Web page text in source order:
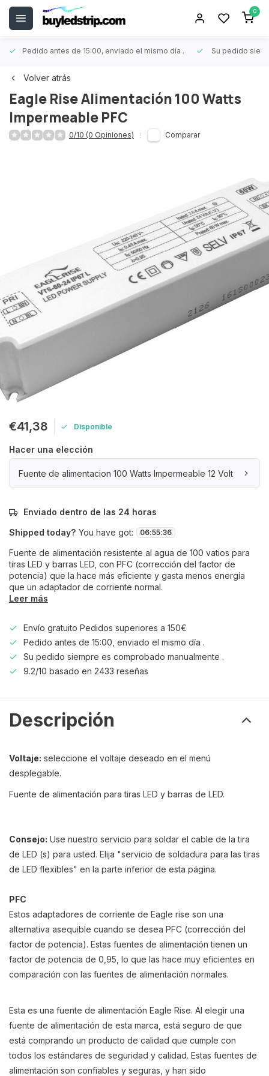
0
Pedido antes de 15:00, enviado el mismo día . Su pedido
Volver atrás
Eagle RiseAlimentación 100 Watts
Impermeable PFC
0/10 (0 Opiniones) Comparar
€41,38 Disponible
Hacer una elección
Fuente de alimentacion 100 Watts Impermeable 12 Volt
Enviado dentro de las 24 horas
Shipped today? You have got: 06:55:36
Fuente de alimentación resistente al agua de 100 vatios para
tiras LED y barras LED, con PFC (corrección del factor de
potencia) que la hace más eficiente y gasta menos energía
que un adaptador de corriente normal.
Leer más
Envío gratuito Pedidos superiores a 150€
Pedido antes de 15:00, enviado el mismo día .
Su pedido siempre es comprobado manualmente .
9.2/10 basado en 2433 reseñas
Descripción
Voltaje: seleccione el voltaje deseado en el menú
desplegable.
Fuente de alimentación para tiras LED y barras de LED.
Consejo: Use nuestro servicio para soldar el cable de la tira
de LED (s) para usted. Elija "servicio de soldadura para las tiras
de LED flexibles" en la parte inferior de esta página.
PFC
Estos adaptadores de corriente de Eagle rise son una
alternativa asequible cuando se desea PFC (corrección del
factor de potencia). Estas fuentes de alimentación tienen un
factor de potencia de 0,95, lo que las hace muy eficientes en
comparación con las fuentes de alimentación normales.
Esta es una fuente de alimentación Eagle Rise. Al elegir una
fuente de alimentación de esta marca, está seguro de que
está comprando un producto de calidad que cumple con
todos los estándares de seguridad y calidad. Estas fuentes de
alimentación son confiables y seguras, y han sido